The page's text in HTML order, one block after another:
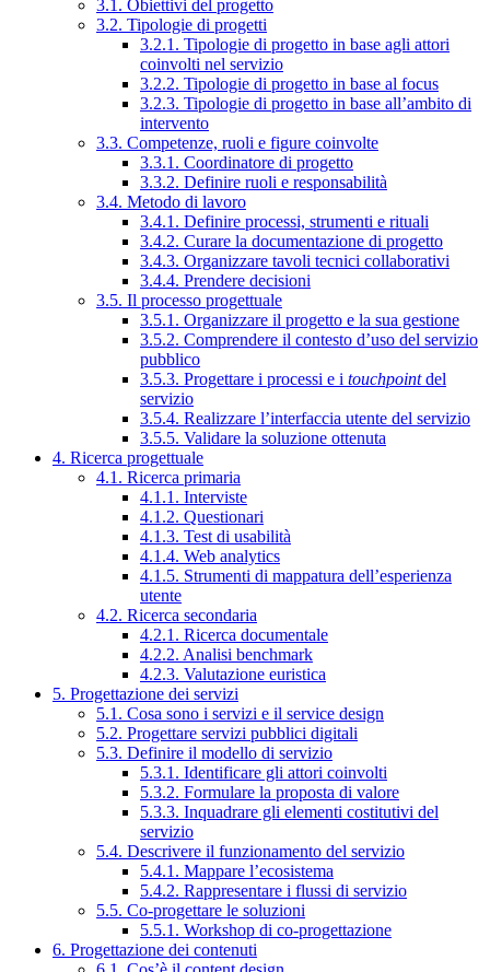
3.1. Obiettivi del progetto
3.2. Tipologie di progetti
3.2.1. Tipologie di progetto in base agli attori
coinvolti nel servizio
3.2.2. Tipologie di progetto in base al focus
3.2.3. Tipologie di progetto in base all’ambito di
intervento
3.3. Competenze, ruoli e figure coinvolte
3.3.1. Coordinatore di progetto
3.3.2. Definire ruoli e responsabilità
3.4. Metodo di lavoro
3.4.1. Definire processi, strumenti e rituali
3.4.2. Curare la documentazione di progetto
3.4.3. Organizzare tavoli tecnici collaborativi
3.4.4. Prendere decisioni
3.5. Il processo progettuale
3.5.1. Organizzare il progetto e la sua gestione
3.5.2. Comprendere il contesto d’uso del servizio
pubblico
3.5.3. Progettare i processi e i touchpointdel
servizio
3.5.4. Realizzare l’interfaccia utente del servizio
3.5.5. Validare la soluzione ottenuta
4. Ricerca progettuale
4.1. Ricerca primaria
4.1.1. Interviste
4.1.2. Questionari
4.1.3. Test di usabilità
4.1.4. Web analytics
4.1.5. Strumenti di mappatura dell’esperienza
utente
4.2. Ricerca secondaria
4.2.1. Ricerca documentale
4.2.2. Analisi benchmark
4.2.3. Valutazione euristica
5. Progettazione dei servizi
5.1. Cosa sono i servizi e il service design
5.2. Progettare servizi pubblici digitali
5.3. Definire il modello di servizio
5.3.1. Identificare gli attori coinvolti
5.3.2. Formulare la proposta di valore
5.3.3. Inquadrare gli elementi costitutivi del
servizio
5.4. Descrivere il funzionamento del servizio
5.4.1. Mappare l’ecosistema
5.4.2. Rappresentare i flussi di servizio
5.5. Co-progettare le soluzioni
5.5.1. Workshop di co-progettazione
6. Progettazione dei contenuti